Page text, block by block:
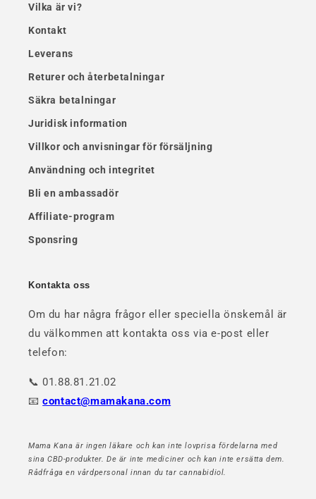
Vilka är vi?
Kontakt
Leverans
Returer och återbetalningar
Säkra betalningar
Juridisk information
Villkor och anvisningar för försäljning
Användning och integritet
Bli en ambassadör
Affiliate-program
Sponsring
Kontakta oss
Om du har några frågor eller speciella önskemål är
du välkommen att kontakta oss via e-post eller
telefon:
📞 01.88.81.21.02
📧contact@mamakana.com
Mama Kana är ingen läkare och kan inte lovprisa fördelarna med
sina CBD-produkter. De är inte mediciner och kan inte ersätta dem.
Rådfråga en vårdpersonal innan du tar cannabidiol.